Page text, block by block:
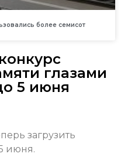
более семисот
глазами
5 июня
загрузить
июня.